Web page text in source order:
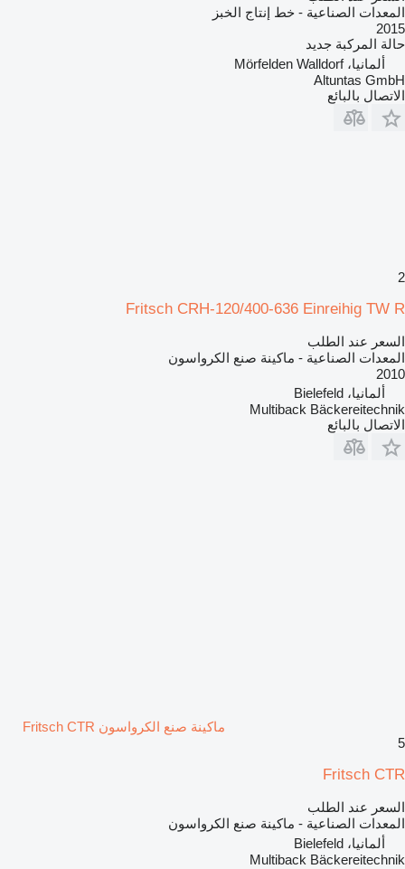
المعدات الصناعية - خط إنتاج الخبز
2015
حالة المركبة جديد
ألمانيا، Mörfelden Walldorf
Altuntas GmbH
الاتصال بالبائع
2
Fritsch CRH-120/400-636 Einreihig TW R
السعر عند الطلب
المعدات الصناعية - ماكينة صنع الكرواسون
2010
ألمانيا، Bielefeld
Multiback Bäckereitechnik
الاتصال بالبائع
ماكينة صنع الكرواسون Fritsch CTR
5
Fritsch CTR
السعر عند الطلب
المعدات الصناعية - ماكينة صنع الكرواسون
ألمانيا، Bielefeld
Multiback Bäckereitechnik